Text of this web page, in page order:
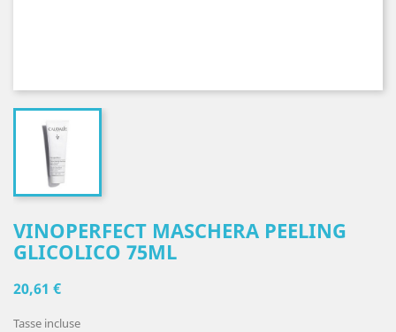
VINOPERFECT MASCHERA PEELING
GLICOLICO 75ML
20,61 €
Tasse incluse